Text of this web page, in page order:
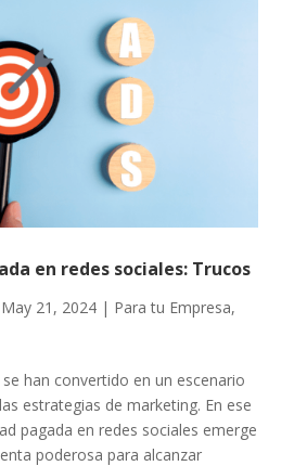
en redes sociales: Trucos
May 21, 2024| Para tu Empresa,
han convertido en un escenario
estrategias de marketing. En ese
pagada en redes sociales emerge
poderosa para alcanzar